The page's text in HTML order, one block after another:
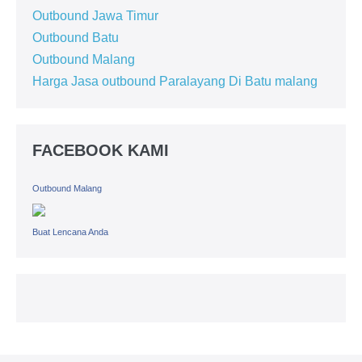
Outbound Jawa Timur
Outbound Batu
Outbound Malang
Harga Jasa outbound Paralayang Di Batu malang
FACEBOOK KAMI
Outbound Malang
Buat Lencana Anda